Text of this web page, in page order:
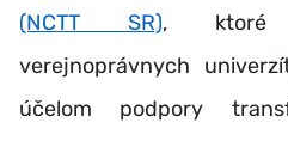
(NCTT SR), ktoré
verejnoprávnych
účelom podpory